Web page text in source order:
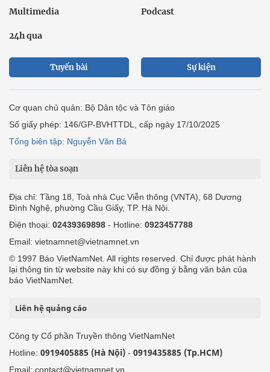
Multimedia Podcast
24h qua
Tuyến bài Sự kiện
Cơ quan chủ quản: Bộ Dân tộc và Tôn giáo
Số giấy phép: 146/GP-BVHTTDL, cấp ngày 17/10/2025
Tổng biên tập: Nguyễn Văn Bá
Liên hệ tòa soạn
Địa chỉ: Tầng 18, Toà nhà Cục Viễn thông (VNTA), 68 Dương
Đình Nghệ, phường Cầu Giấy, TP. Hà Nội.
Điện thoại: 02439369898 - Hotline: 0923457788
Email: vietnamnet@vietnamnet.vn
© 1997 Báo VietNamNet. All rights reserved. Chỉ được phát hành
lại thông tin từ website này khi có sự đồng ý bằng văn bản của
báo VietNamNet.
Liên hệ quảng cáo
Công ty Cổ phần Truyền thông VietNamNet
Hotline: 0919405885 (Hà Nội) - 0919435885 (Tp.HCM)
Email: contact@vietnamnet.vn